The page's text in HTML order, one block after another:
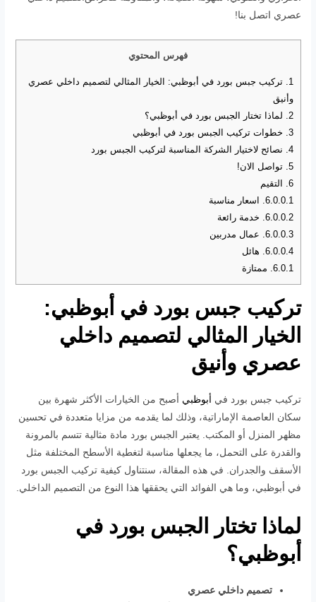
عصري اتصل بنا!
فهرس المحتوي
1. تركيب جبس بورد في أبوظبي: الخيار المثالي لتصميم داخلي عصري
وأنيق
2. لماذا تختار الجبس بورد في أبوظبي؟
3. خطوات تركيب الجبس بورد في أبوظبي
4. نصائح لاختيار الشركة المناسبة لتركيب الجبس بورد
5. تواصل الان!
6.
التقيم
6.0.0.1.
اسعار مناسبة
6.0.0.2. خدمة رائعة
6.0.0.3. عمال مدربين
6.0.0.4. هائل
6.0.1. ممتازة
تركيب جبس بورد في أبوظبي:
الخيار المثالي لتصميم داخلي
عصري وأنيق
تركيب جبس بورد في أبوظبي أصبح من الخيارات الأكثر شهرة بين
سكان العاصمة الإماراتية، وذلك لما يقدمه من مزايا متعددة في تحسين
مظهر المنزل أو المكتب. يعتبر الجبس بورد مادة مثالية تتسم بالمرونة
والقدرة على التحمل، ما يجعلها مناسبة لتغطية الأسطح المختلفة مثل
الأسقف والجدران. في هذه المقالة، سنتناول كيفية تركيب الجبس بورد
في أبوظبي، وما هي الفوائد التي يحققها هذا النوع من التصميم الداخلي.
لماذا تختار الجبس بورد في
أبوظبي؟
تصميم داخلي عصري